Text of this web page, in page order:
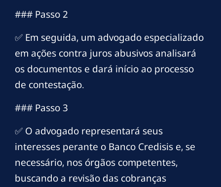
### Passo 2
✅ Em seguida, um advogado especializado
em ações contra juros abusivos analisará
os documentos e dará início ao processo
de contestação.
### Passo 3
✅ O advogado representará seus
interesses perante o Banco Credisis e, se
necessário, nos órgãos competentes,
buscando a revisão das cobranças